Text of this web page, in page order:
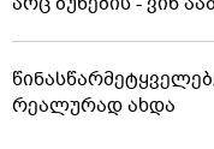
რეალურად ახდა